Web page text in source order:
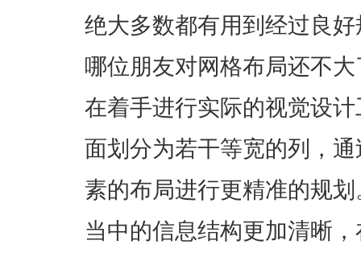
绝大多数都有用到经过良
哪位朋友对网格布局还不
在着手进行实际的视觉设
面划分为若干等宽的列，
素的布局进行更精准的规
当中的信息结构更加清晰